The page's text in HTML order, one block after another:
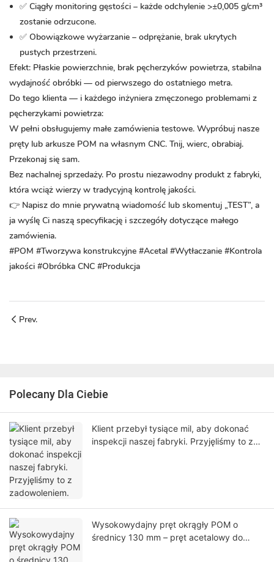
✅ Ciągły monitoring gęstości – każde odchylenie >±0,005 g/cm³
zostanie odrzucone.
✅ Obowiązkowe wyżarzanie – odprężanie, brak ukrytych
pustych przestrzeni.
Efekt: Płaskie powierzchnie, brak pęcherzyków powietrza, stabilna
wydajność obróbki — od pierwszego do ostatniego metra.
Do tego klienta — i każdego inżyniera zmęczonego problemami z
pęcherzykami powietrza:
W pełni obsługujemy małe zamówienia testowe. Wypróbuj nasze
pręty lub arkusze POM na własnym CNC. Tnij, wierc, obrabiaj.
Przekonaj się sam.
Bez nachalnej sprzedaży. Po prostu niezawodny produkt z fabryki,
która wciąż wierzy w tradycyjną kontrolę jakości.
👉 Napisz do mnie prywatną wiadomość lub skomentuj „TEST”, a
ja wyślę Ci naszą specyfikację i szczegóły dotyczące małego
zamówienia.
#POM #Tworzywa konstrukcyjne #Acetal #Wytłaczanie #Kontrola
jakości #Obróbka CNC #Produkcja
Prev.
Polecany Dla Ciebie
Klient przebył tysiące mil, aby dokonać
inspekcji naszej fabryki. Przyjęliśmy to z
Wysokowydajny pręt okrągły POM o
średnicy 130 mm – pręt acetalowy do